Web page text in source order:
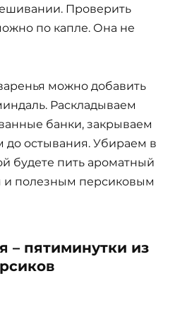
Проверить
по капле. Она не
можно добавить
Раскладываем
банки, закрываем
до остывания. Убираем в
будете пить ароматный
и полезным персиковым
– пятиминутки из